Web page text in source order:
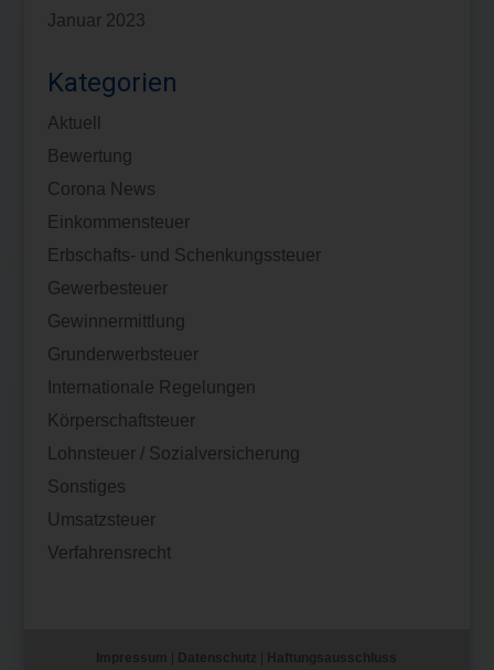
Januar 2023
Kategorien
Aktuell
Bewertung
Corona News
Einkommensteuer
Erbschafts- und Schenkungssteuer
Gewerbesteuer
Gewinnermittlung
Grunderwerbsteuer
Internationale Regelungen
Körperschaftsteuer
Lohnsteuer / Sozialversicherung
Sonstiges
Umsatzsteuer
Verfahrensrecht